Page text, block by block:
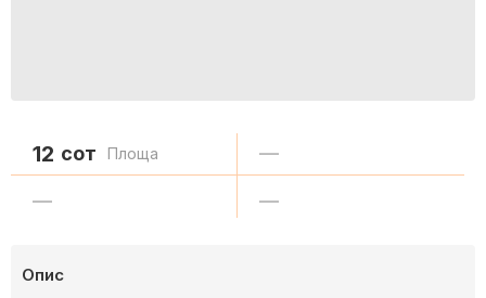
12 сот Площа —
— —
Опис